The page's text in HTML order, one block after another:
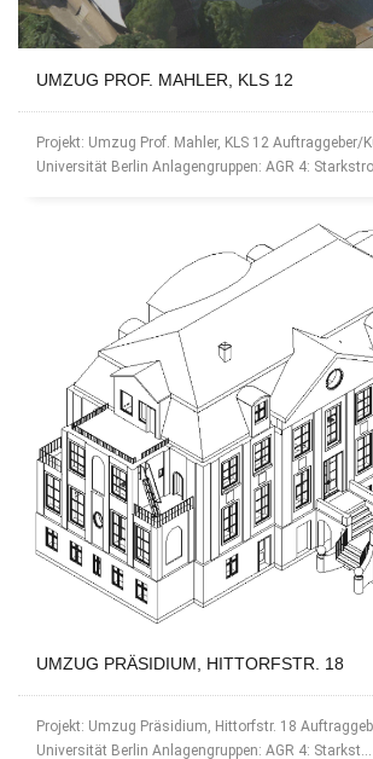
UMZUG PROF. MAHLER, KLS 12
Projekt: Umzug Prof. Mahler, KLS 12 Auftraggeber/
Universität Berlin Anlagengruppen: AGR 4:
UMZUG PRÄSIDIUM, HITTORFSTR. 18
Projekt: Umzug Präsidium, Hittorfstr. 18
Universität Berlin Anlagengruppen: AGR 4: Starkst...